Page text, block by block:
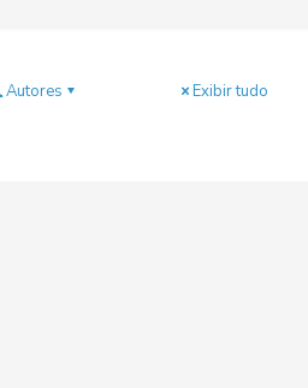
Autores Exibir tudo